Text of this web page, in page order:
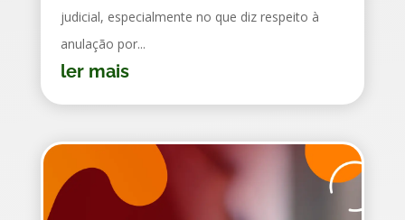
judicial, especialmente no que diz respeito à
anulação por...
ler mais